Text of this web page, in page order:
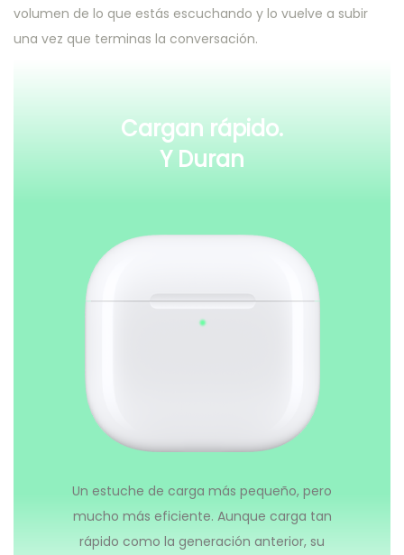
volumen de lo que estás escuchando y lo vuelve a subir
una vez que terminas la conversación.
Cargan rápido.
Y Duran
Un estuche de carga más pequeño, pero
mucho más eficiente. Aunque carga tan
rápido como la generación anterior, su